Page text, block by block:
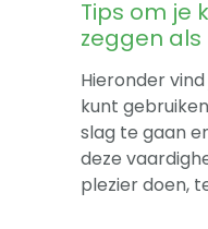
Tips om je
zeggen als
Hieronder
kunt
slag te gaan
deze
plezier doen,